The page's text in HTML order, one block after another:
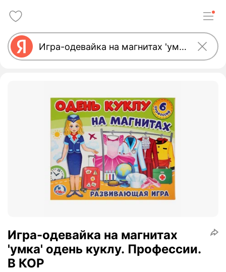
Игра-одевайка на магнитах
'умка' одень куклу. Профессии.
В КОР